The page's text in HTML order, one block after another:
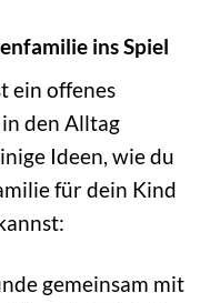
ins Spiel
ein offenes
den Alltag
Ideen, wie du
für dein Kind
gemeinsam mit